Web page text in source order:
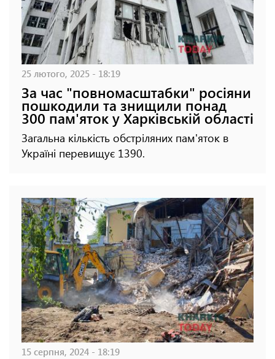
25 лютого, 2025 - 18:19
За час "повномасштабки" росіяни
пошкодили та знищили понад
300 пам'яток у Харківській області
Загальна кількість обстріляних пам'яток в
Україні перевищує 1390.
15 серпня, 2024 - 18:19